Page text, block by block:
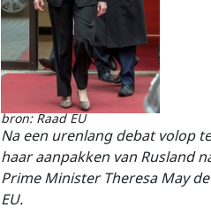
bron: Raad EU
Na een urenlang debat volop
haar aanpakken van Rusland
Prime Minister Theresa May
EU.